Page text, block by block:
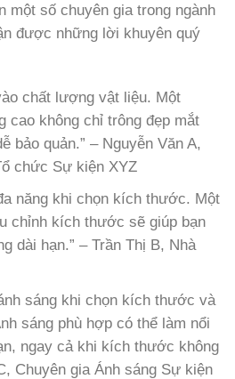
một số chuyên gia trong ngành
được những lời khuyên quý
chất lượng vật liệu. Một
cao không chỉ trông đẹp mắt
bảo quản.” – Nguyễn Văn A,
chức Sự kiện XYZ
năng khi chọn kích thước. Một
chỉnh kích thước sẽ giúp bạn
dài hạn.” – Trần Thị B, Nhà
sáng khi chọn kích thước và
sáng phù hợp có thể làm nổi
ngay cả khi kích thước không
Chuyên gia Ánh sáng Sự kiện